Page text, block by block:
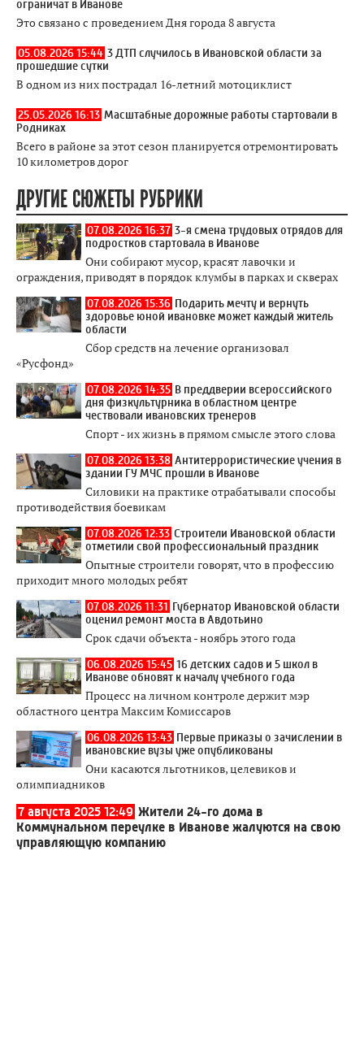
ограничат в Иванове
Это связано с проведением Дня города 8 августа
05.08.2026 15:44 3 ДТП случилось в Ивановской области за
прошедшие сутки
В одном из них пострадал 16-летний мотоциклист
25.05.2026 16:13 Масштабные дорожные работы стартовали в
Родниках
Всего в районе за этот сезон планируется отремонтировать
10 километров дорог
ДРУГИЕ СЮЖЕТЫ РУБРИКИ
07.08.2026 16:37 3-я смена трудовых отрядов для
подростков стартовала в Иванове
Они собирают мусор, красят лавочки и
ограждения, приводят в порядок клумбы в парках и скверах
07.08.2026 15:36 Подарить мечту и вернуть
здоровье юной ивановке может каждый житель
области
Сбор средств на лечение организовал
«Русфонд»
07.08.2026 14:35 В преддверии всероссийского
дня физкультурника в областном центре
чествовали ивановских тренеров
Спорт - их жизнь в прямом смысле этого слова
07.08.2026 13:38 Антитеррористические учения в
здании ГУ МЧС прошли в Иванове
Силовики на практике отрабатывали способы
противодействия боевикам
07.08.2026 12:33 Строители Ивановской области
отметили свой профессиональный праздник
Опытные строители говорят, что в профессию
приходит много молодых ребят
07.08.2026 11:31 Губернатор Ивановской области
оценил ремонт моста в Авдотьино
Срок сдачи объекта - ноябрь этого года
06.08.2026 15:45 16 детских садов и 5 школ в
Иванове обновят к началу учебного года
Процесс на личном контроле держит мэр
областного центра Максим Комиссаров
06.08.2026 13:43 Первые приказы о зачислении в
ивановские вузы уже опубликованы
Они касаются льготников, целевиков и
олимпиадников
7 августа 2025 12:49 Жители 24-го дома в
Коммунальном переулке в Иванове жалуются на свою
управляющую компанию